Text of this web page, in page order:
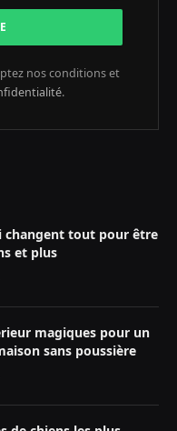
nos conditions et
.
changent tout pour être
et plus
magiques pour un
sans poussière